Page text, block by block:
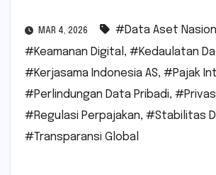
MAR 4, 2026 #Data Aset
#Keamanan Digital , #Kedaulatan
#Kerjasama Indonesia AS, #Pajak
#Perlindungan Data Pribadi,
#Regulasi Perpajakan, #Stabilitas
#Transparansi Global